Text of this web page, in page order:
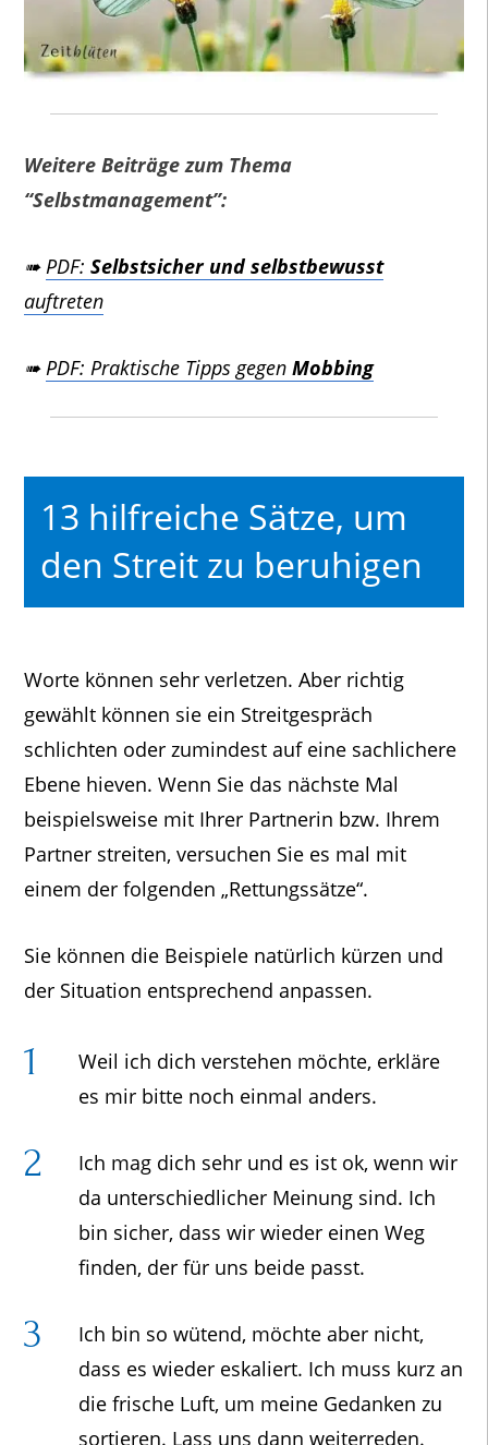
Weitere Beiträge zum Thema
“Selbstmanagement”:
➠PDF: Selbstsicher und selbstbewusst
auftreten
➠PDF: Praktische Tipps gegen Mobbing
13 hilfreiche Sätze, um
den Streit zu beruhigen
Worte können sehr verletzen. Aber richtig
gewählt können sie ein Streitgespräch
schlichten oder zumindest auf eine sachlichere
Ebene hieven. Wenn Sie das nächste Mal
beispielsweise mit Ihrer Partnerin bzw. Ihrem
Partner streiten, versuchen Sie es mal mit
einem der folgenden „Rettungssätze“.
Sie können die Beispiele natürlich kürzen und
der Situation entsprechend anpassen.
Weil ich dich verstehen möchte, erkläre
es mir bitte noch einmal anders.
Ich mag dich sehr und es ist ok, wenn wir
da unterschiedlicher Meinung sind. Ich
bin sicher, dass wir wieder einen Weg
finden, der für uns beide passt.
Ich bin so wütend, möchte aber nicht,
dass es wieder eskaliert. Ich muss kurz an
die frische Luft, um meine Gedanken zu
sortieren. Lass uns dann weiterreden.